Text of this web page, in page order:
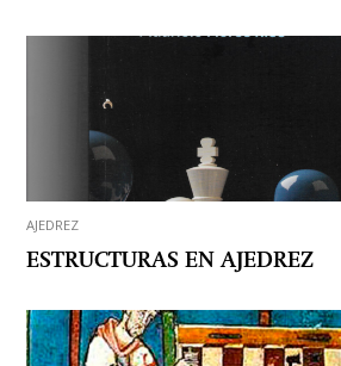
AJEDREZ
ESTRUCTURAS EN AJEDREZ